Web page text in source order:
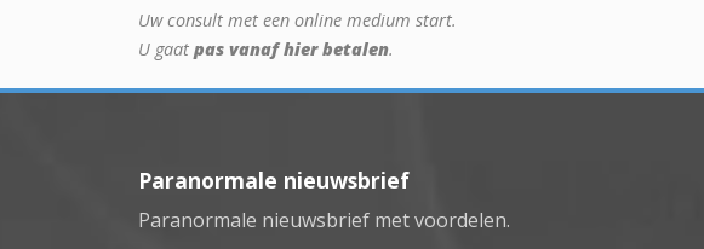
Uw consult met een online medium start.
U gaat pas vanaf hier betalen.
Paranormale nieuwsbrief
Paranormale nieuwsbrief met voordelen.